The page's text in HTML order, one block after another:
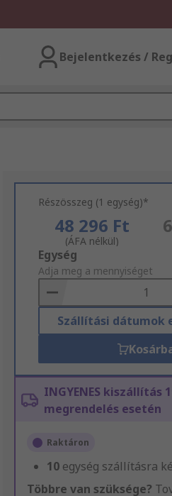
Bejelentkezés /
Részösszeg (1 egység)*
48 296 Ft
(ÁFA nélkül)
Add
to
Basket
Egység
Adja meg a mennyiséget
Szállítási dátumok
INGYENES kiszállítás
megrendelés esetén
Raktáron
10 egység szállításra
Többre van szüksége?